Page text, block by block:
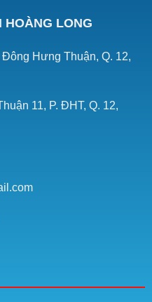
HOÀNG LONG
Đông Hưng Thuận, Q. 12,
11, P. ĐHT, Q. 12,